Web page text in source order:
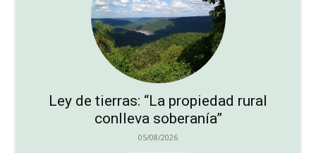
Ley de tierras: “La propiedad rural
conlleva soberanía”
05/08/2026